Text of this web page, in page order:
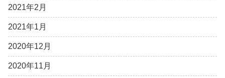
2021年2月
2021年1月
2020年12月
2020年11月